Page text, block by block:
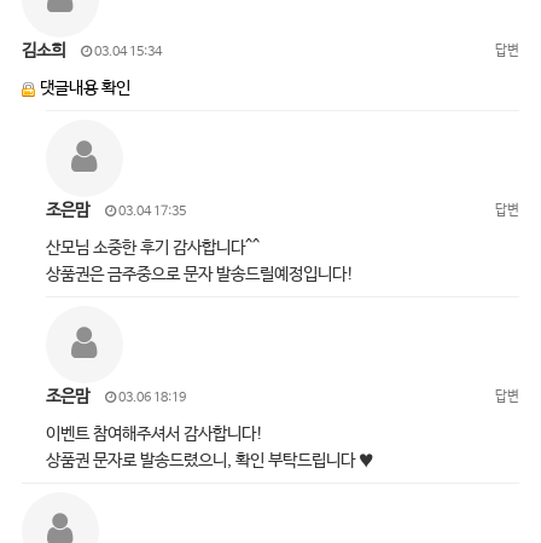
김소희 03.04 15:34 답변
댓글내용 확인
조은맘 03.04 17:35 답변
산모님 소중한 후기 감사합니다^^
상품권은 금주중으로 문자 발송드릴예정입니다!
조은맘 03.06 18:19 답변
이벤트 참여해주셔서 감사합니다!
상품권 문자로 발송드렸으니, 확인 부탁드립니다 ♥